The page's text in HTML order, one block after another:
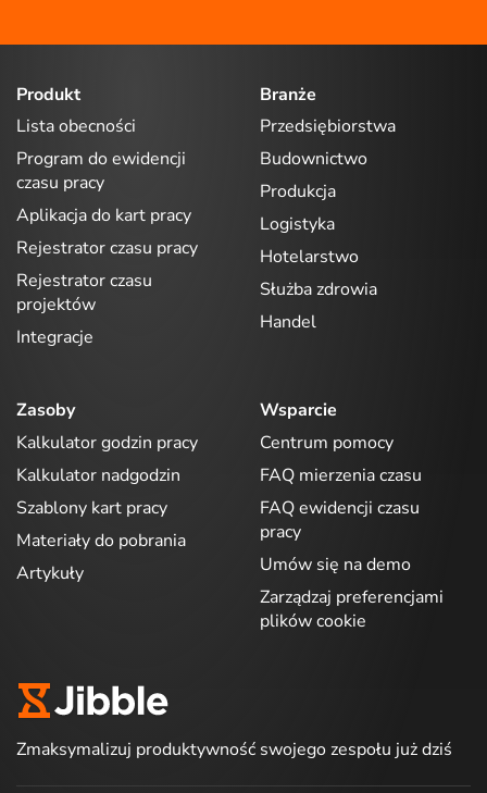
Produkt
Lista obecności
Program do ewidencji
czasu pracy
Aplikacja do kart pracy
Rejestrator czasu pracy
Rejestrator czasu
projektów
Integracje
Branże
Przedsiębiorstwa
Budownictwo
Produkcja
Logistyka
Hotelarstwo
Służba zdrowia
Handel
Zasoby
Kalkulator godzin pracy
Kalkulator nadgodzin
Szablony kart pracy
Materiały do pobrania
Artykuły
Wsparcie
Centrum pomocy
FAQ mierzenia czasu
FAQ ewidencji czasu
pracy
Umów się na demo
Zarządzaj preferencjami
plików cookie
Zmaksymalizuj produktywność swojego zespołu już dziś